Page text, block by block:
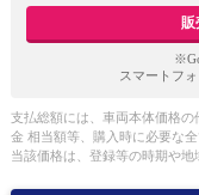
販
スマートフ
支払総額には、車両本体価格
金 相当額等、購入時に必要な
当該価格は、登録等の時期や地